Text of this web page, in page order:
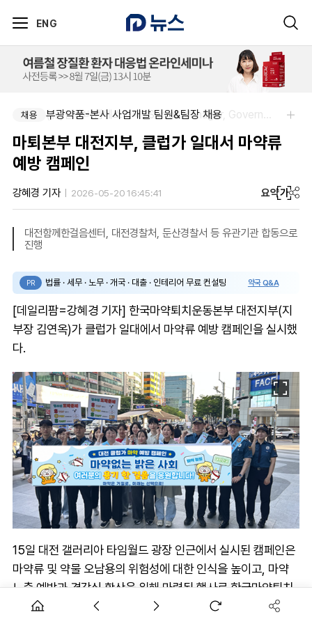
ENG
채용
채용 부광약품-본사 사업개발 팀원&팀장 채용
마퇴본부 대전지부, 클럽가 일대서 마약류
예방 캠페인
강혜경 기자 2026-05-20 16:45:41 요약가
대전함께한걸음센터, 대전경찰처, 둔산경찰서 등 유관기관 합동으로
진행
PR 법률 · 세무 · 노무 · 개국 · 대출 · 인테리어 무료 컨설팅 약국 Q&A
[데일리팜=강혜경 기자] 한국마약퇴치운동본부 대전지부(지
부장 김연옥)가 클럽가 일대에서 마약류 예방 캠페인을 실시했
다.
15일 대전 갤러리아 타임월드 광장 인근에서 실시된 캠페인은
마약류 및 약물 오남용의 위험성에 대한 인식을 높이고, 마약
노출 예방과 경각심 확산을 위해 마련된 행사로 한국마약퇴치
운동본부 대전함께한걸음센터, 대전충남도박문제예방치유센